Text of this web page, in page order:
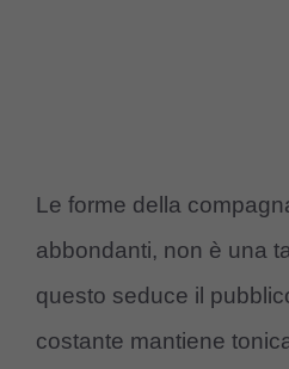
Le forme della
abbondanti, non è una
questo seduce il
costante mantiene